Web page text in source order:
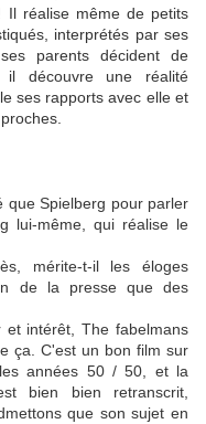
Il réalise même de petits
interprétés par ses
parents décident de
il découvre une réalité
ses rapports avec elle et
que Spielberg pour parler
lui-même, qui réalise le
mérite-t-il les éloges
de la presse que des
intérêt, The fabelmans
ça. C'est un bon film sur
années 50 / 50, et la
bien bien retranscrit,
que son sujet en